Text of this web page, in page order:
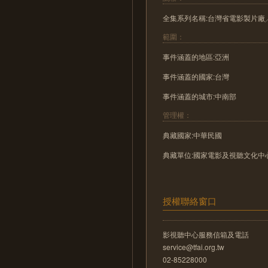
全集系列名稱:台灣省電影製片
範圍：
事件涵蓋的地區:亞洲
事件涵蓋的國家:台灣
事件涵蓋的城市:中南部
管理權：
典藏國家:中華民國
典藏單位:國家電影及視聽文化中
授權聯絡窗口
影視聽中心服務信箱及電話
service@tfai.org.tw
02-85228000